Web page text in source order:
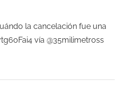
la cancelación fue una
vía @35milimetross